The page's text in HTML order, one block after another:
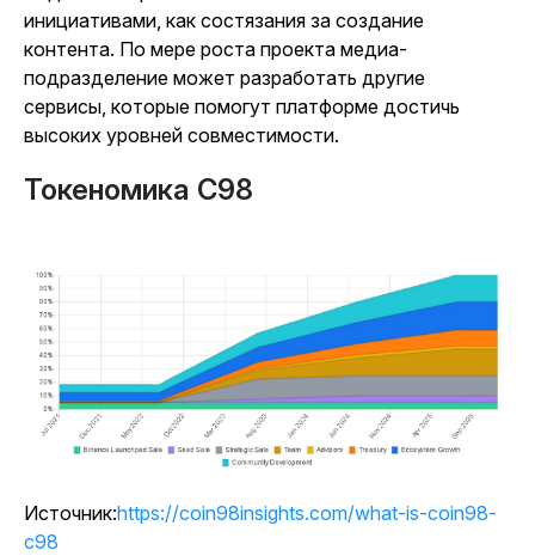
инициативами, как состязания за создание
контента. По мере роста проекта медиа-
подразделение может разработать другие
сервисы, которые помогут платформе достичь
высоких уровней совместимости.
Токеномика C98
Источник:https://coin98insights.com/what-is-coin98-
c98